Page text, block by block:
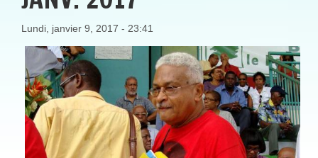
Lundi, janvier 9, 2017 - 23:41